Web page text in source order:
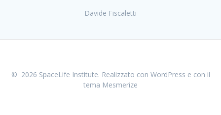
Davide Fiscaletti
© 2026 SpaceLife Institute. Realizzato con WordPress e con il
tema Mesmerize